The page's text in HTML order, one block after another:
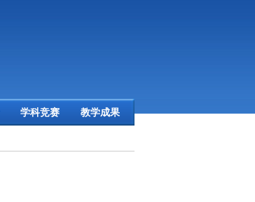
学科竞赛 教学成果